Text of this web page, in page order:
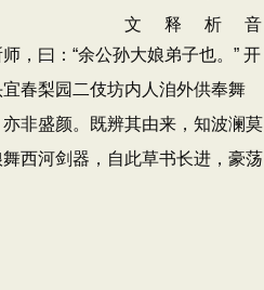
，曰：“余公孙大娘弟子也。” 开
春梨园二伎坊内人洎外供奉舞
非盛颜。既辨其由来，知波澜莫
西河剑器，自此草书长进，豪荡